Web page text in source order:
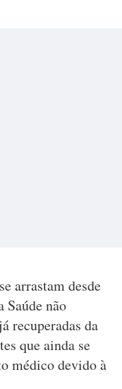
arrastam desde
não
recuperadas da
que ainda se
médico devido à